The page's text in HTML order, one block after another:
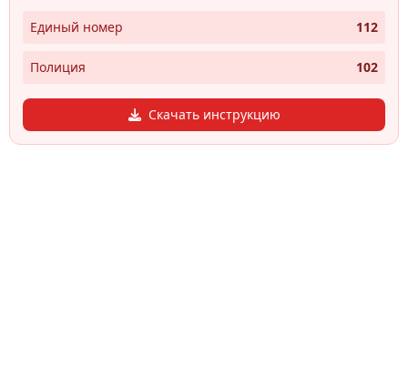
Единый номер 112
Полиция 102
Скачать инструкцию